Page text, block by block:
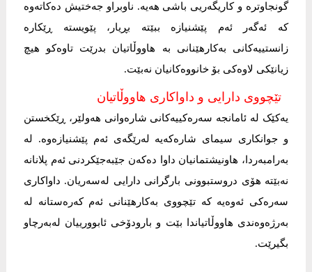
گونجاوترە و کاریگەریی باشی هەیە. ناوبراو جەختیش دەکاتەوە
کە ئەگەر ئەم پێشنیازە ببێتە بڕیار، پێویستە ڕێکارە
زانستییەکانی بەکارهێنانی بە هاووڵاتیان بدرێت تاوەکو هیچ
زیانێکی لاوەکی بۆ خانووەکانیان نەبێت.
تێچووی دارایی و داواکاری هاووڵاتیان
یەکێک لە ئامانجە سەرەکییەکانی شارەوانی هەولێر، ڕێکخستن
و جوانکاری سیمای شارەکەیە لەرێگەی ئەم پێشنیازەوە. لە
بەرامبەردا، هاونیشتمانیان داوا دەکەن جێبەجێکردنی ئەم پلانانە
نەبێتە هۆی دروستبوونی بارگرانی دارایی لەسەریان. داواکاری
سەرەکی ئەوەیە کە تێچووی بەکارهێنانی ئەم کەرەستانە لە
بەرژەوەندی هاووڵاتیاندا بێت و بارودۆخی ئابوورییان لەبەرچاو
بگیرێت.